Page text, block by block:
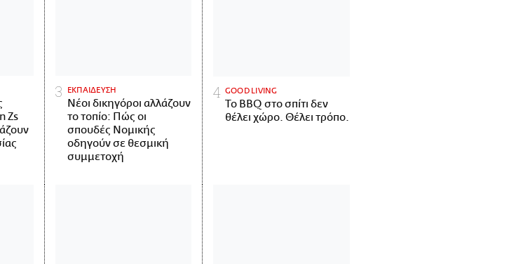
Zs
ΕΚΠΑΙΔΕΥΣΗ
Νέοι δικηγόροι αλλάζουν
το τοπίο: Πώς οι
σπουδές Νομικής
οδηγούν σε θεσμική
συμμετοχή
GOOD LIVING
Το BBQ στο σπίτι δεν
θέλει χώρο. Θέλει τρόπο.